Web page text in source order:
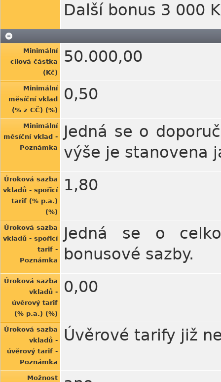
Další bonus 3 000
Minimální
cílová částka
(Kč)
50.000,00
Minimální
měsíční vklad
(% z CČ) (%)
0,50
Minimální
měsíční vklad -
Poznámka
Jedná se o
výše je stanovena
Úroková sazba
vkladů - spořicí
tarif (% p.a.)
(%)
1,80
Úroková sazba
vkladů - spořicí
tarif -
Poznámka
Jedná se o
bonusové sazby.
Úroková sazba
vkladů -
úvěrový tarif
(% p.a.) (%)
0,00
Úroková sazba
vkladů -
úvěrový tarif -
Poznámka
Úvěrové tarify již
Možnost